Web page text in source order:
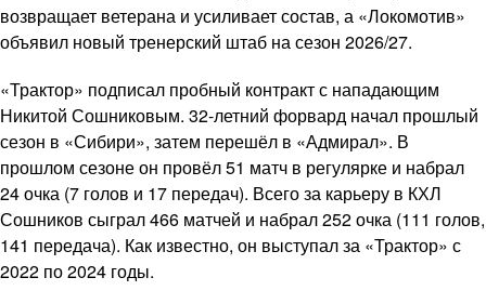
возвращает ветерана и усиливает состав, а «Локомотив»
объявил новый тренерский штаб на сезон 2026/27.
«Трактор» подписал пробный контракт с нападающим
Никитой Сошниковым. 32-летний форвард начал прошлый
сезон в «Сибири», затем перешёл в «Адмирал». В
прошлом сезоне он провёл 51 матч в регулярке и набрал
24 очка (7 голов и 17 передач). Всего за карьеру в КХЛ
Сошников сыграл 466 матчей и набрал 252 очка (111 голов,
141 передача). Как известно, он выступал за «Трактор» с
2022 по 2024 годы.